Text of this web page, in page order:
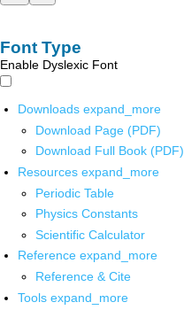
Font Type
Enable Dyslexic Font
Downloads expand_more
Download Page (PDF)
Download Full Book (PDF)
Resources expand_more
Periodic Table
Physics Constants
Scientific Calculator
Reference expand_more
Reference & Cite
Tools expand_more